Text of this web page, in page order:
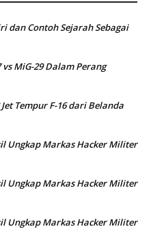
dan Contoh Sejarah Sebagai
vs MiG-29 Dalam Perang
Tempur F-16 dari Belanda
Ungkap Markas Hacker Militer
Ungkap Markas Hacker Militer
Ungkap Markas Hacker Militer